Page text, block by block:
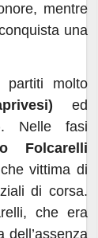
mentre
una
partiti molto
ed
. Nelle fasi
Folcarelli
vittima di
di corsa.
che era
dell’assenza